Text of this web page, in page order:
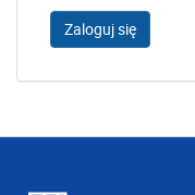
Zaloguj się